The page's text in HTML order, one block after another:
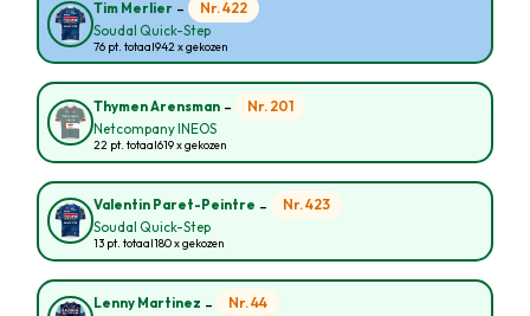
Tim Merlier - Nr. 422
Soudal Quick-Step
76 pt. totaal942 x gekozen
Thymen Arensman - Nr. 201
Netcompany INEOS
22 pt. totaal619 x gekozen
Valentin Paret-Peintre - Nr. 423
Soudal Quick-Step
13 pt. totaal180 x gekozen
Lenny Martinez - Nr. 44